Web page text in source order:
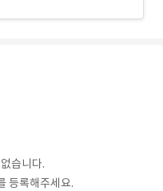
습니다.
등록해주세요.